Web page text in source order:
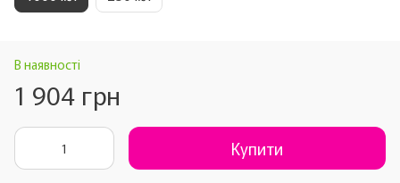
В наявності
1 904 грн
Купити